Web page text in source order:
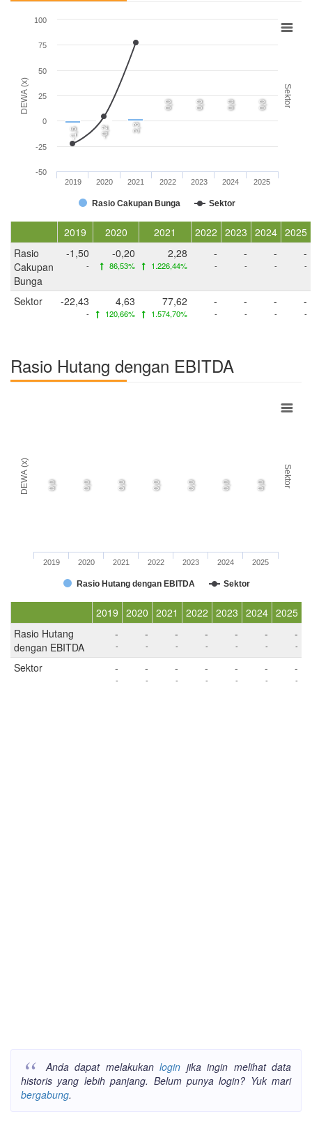
DEWA (x) Sektor
-1,5 -0,2 2,3
0,0 0,0 0,0 0,0
Rasio Cakupan Bunga Sektor
2019 2020 2021 2022 2023 2024 2025
-50
-25
0
25
50
75
100
2019 2020 2021 2022 2023 2024 2025
Rasio
Cakupan
Bunga
-1,50
-
-0,20
86,53%
2,28
1.226,44%
-
-
-
-
-
-
-
-
Sektor -22,43
-
4,63
120,66%
77,62
1.574,70%
-
-
-
-
-
-
-
-
Rasio Hutang dengan EBITDA
DEWA (x) Sektor
0,0 0,0 0,0 0,0 0,0 0,0 0,0
Rasio Hutang dengan EBITDA Sektor
2019 2020 2021 2022 2023 2024 2025
2019 2020 2021 2022 2023 2024 2025
Rasio Hutang
dengan EBITDA
-
-
-
-
-
-
-
-
-
-
-
-
-
-
Sektor -
-
-
-
-
-
-
-
-
-
-
-
-
-
Anda dapat melakukanlogin jika ingin melihat data
historis yang lebih panjang. Belum punya login? Yuk mari
bergabung.